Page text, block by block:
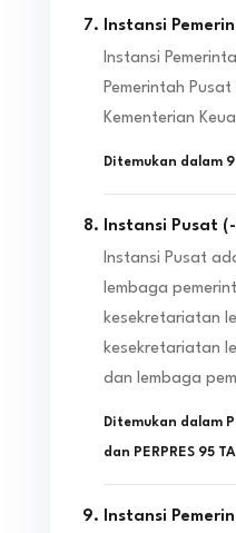
Instansi
Instansi
Pemerintah
Kementerian
Ditemukan dalam
Instansi Pusat (
Instansi Pusat
lembaga
kesekretariatan
kesekretariatan
dan lembaga
Ditemukan dalam
dan PERPRES 95
Instansi